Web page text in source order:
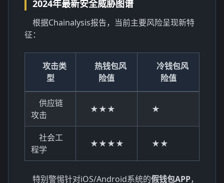
2024年最新安全威胁图谱
根据Chainalysis报告，当前主要风险呈现新特
征：
攻击类
型
热钱包风
险值
冷钱包风
险值
供应链
攻击
★★★ ★
社会工
程学
★★★★ ★★
特别警惕针对iOS/Android系统的假钱包APP，